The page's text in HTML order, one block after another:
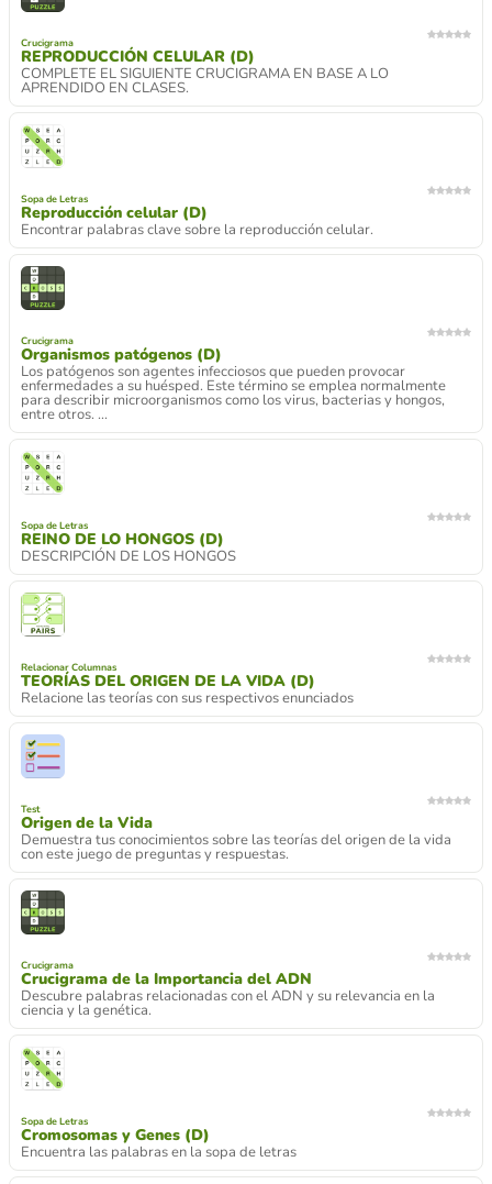
Crucigrama
REPRODUCCIÓN CELULAR (D)
COMPLETE EL SIGUIENTE CRUCIGRAMA EN BASE A LO
APRENDIDO EN CLASES.
Sopa de Letras
Reproducción celular (D)
Encontrar palabras clave sobre la reproducción celular.
Crucigrama
Organismos patógenos (D)
Los patógenos son agentes infecciosos que pueden provocar
enfermedades a su huésped. Este término se emplea normalmente
para describir microorganismos como los virus, bacterias y hongos,
entre otros. ...
Sopa de Letras
REINO DE LO HONGOS (D)
DESCRIPCIÓN DE LOS HONGOS
Relacionar Columnas
TEORÍAS DEL ORIGEN DE LA VIDA (D)
Relacione las teorías con sus respectivos enunciados
Test
Origen de la Vida
Demuestra tus conocimientos sobre las teorías del origen de la vida
con este juego de preguntas y respuestas.
Crucigrama
Crucigrama de la Importancia del ADN
Descubre palabras relacionadas con el ADN y su relevancia en la
ciencia y la genética.
Sopa de Letras
Cromosomas y Genes (D)
Encuentra las palabras en la sopa de letras